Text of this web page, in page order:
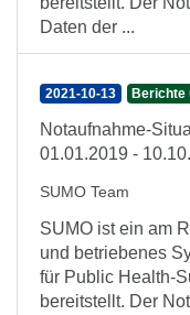
Daten der ...
2021-10-13 Berichte
Notaufnahme-
01.01.2019 -
SUMO Team
SUMO ist ein am
und betriebenes
für Public Health-
bereitstellt. Der